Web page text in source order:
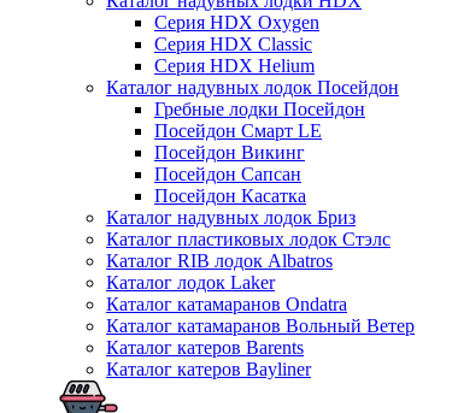
Серия HDX Oxygen
Серия HDX Classic
Серия HDX Helium
Каталог надувных лодок Посейдон
Гребные лодки Посейдон
Посейдон Смарт LE
Посейдон Викинг
Посейдон Сапсан
Посейдон Касатка
Каталог надувных лодок Бриз
Каталог пластиковых лодок Стэлс
Каталог RIB лодок Albatros
Каталог лодок Laker
Каталог катамаранов Ondatra
Каталог катамаранов Вольный Ветер
Каталог катеров Barents
Каталог катеров Bayliner